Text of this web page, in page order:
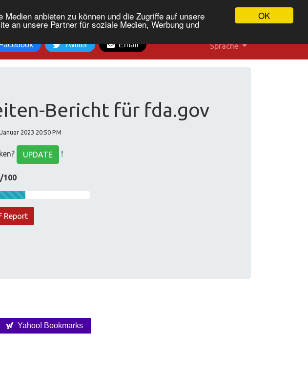
OK
anbieten zu können und die Zugriffe auf unsere
an unsere Partner für soziale Medien, Werbung und
Twitter Email Sprache
Bericht für fda.gov
2023 20:50 PM
UPDATE !
100
Report
Yahoo! Bookmarks